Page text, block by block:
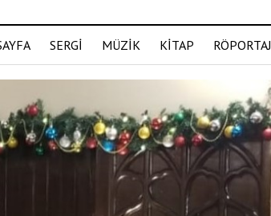
SERGİ MÜZİK KİTAP RÖPORTAJ